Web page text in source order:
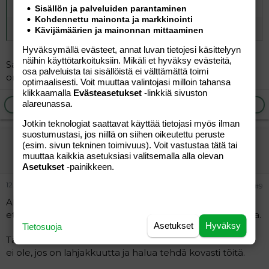
Alkuperäinen kirjoittajavierailija:
En minäkään.
Sama juttu. Kouluajat ovat todellakin muuttuneet
omistani.
Ilmoita asiaton viesti
vierailija
Vieras
12.05.2026 #9
Aloittaja, muiden muassa, on monesti kirjoittanut siitä,
että ns. pakkoruotsi vie tilaa muiden kielten oppimiselta.
Tämä abiturientti on on oivallinen todiste siitä, että näin
ei ole, jos on lahjakkuutta ja halua tehdä kovasti töitä.
Sisällön ja palveluiden parantaminen
Kohdennettu mainonta ja markkinointi
Kävijämäärien ja mainonnan mittaaminen
Hyväksymällä evästeet, annat luvan tietojesi käsittelyyn
näihin käyttötarkoituksiin. Mikäli et hyväksy evästeitä,
osa palveluista tai sisällöistä ei välttämättä toimi
optimaalisesti. Voit muuttaa valintojasi milloin tahansa
klikkaamalla Evästeasetukset -linkkiä sivuston
alareunassa.
Jotkin teknologiat saattavat käyttää tietojasi myös ilman
suostumustasi, jos niillä on siihen oikeutettu peruste
(esim. sivun tekninen toimivuus). Voit vastustaa tätä tai
muuttaa kaikkia asetuksiasi valitsemalla alla olevan
Asetukset -painikkeen.
Hyväksy
Asetukset
Tietosuoja